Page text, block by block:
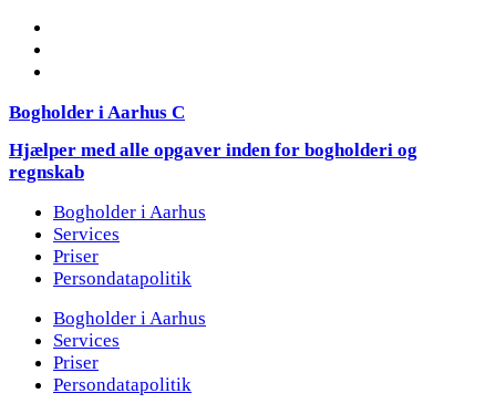
Bogholder i Aarhus C
Hjælper med alle opgaver inden for bogholderi og
regnskab
Bogholder i Aarhus
Services
Priser
Persondatapolitik
Bogholder i Aarhus
Services
Priser
Persondatapolitik